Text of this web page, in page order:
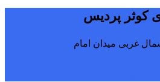
کوثر پردیس